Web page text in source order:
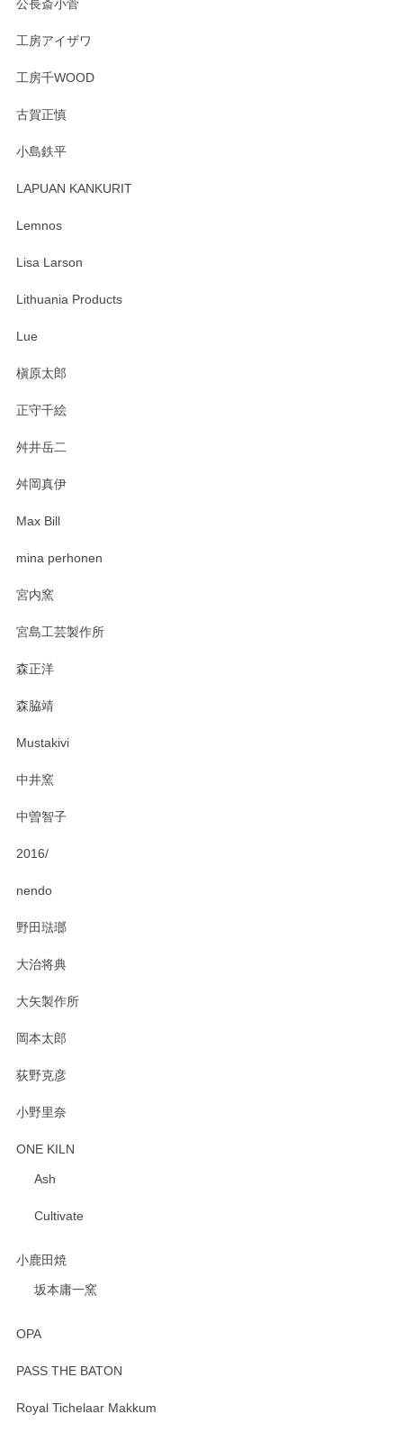
す。 素敵な湯呑みでとても気に入りました。 発送も早く、
たm(_)m
います。無事に届いたようで安心いたしまし
おかけしました。 ありがとうございます。
公長斎小菅
工房アイザワ
工房千WOOD
古賀正慎
小島鉄平
LAPUAN KANKURIT
Lemnos
Lisa Larson
Lithuania Products
Lue
槇原太郎
正守千絵
舛井岳二
舛岡真伊
Max Bill
mina perhonen
宮内窯
宮島工芸製作所
森正洋
森脇靖
Mustakivi
中井窯
中曽智子
2016/
nendo
野田琺瑯
大治将典
大矢製作所
岡本太郎
荻野克彦
小野里奈
ONE KILN
Ash
Cultivate
小鹿田焼
坂本庸一窯
OPA
PASS THE BATON
Royal Tichelaar Makkum